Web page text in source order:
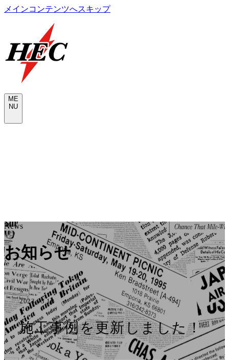
メインコンテンツへスキップ
M E
NU
News
お知らせ
2023.03.10
施工事例を更新しました！